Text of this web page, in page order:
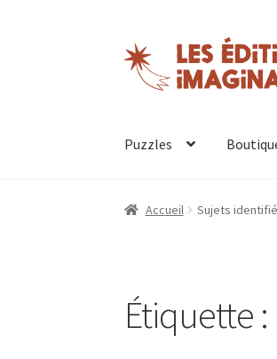
Aller
à
Aller
au
contenu
Puzzles
Accueil Sujets
Étiquette :